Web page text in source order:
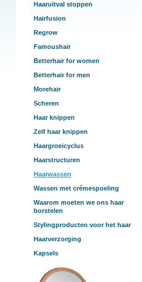
Haaruitval stoppen
Hairfusion
Regrow
Famoushair
Betterhair for women
Betterhair for men
Morehair
Scheren
Haar knippen
Zelf haar knippen
Haargroeicyclus
Haarstructuren
Haarwassen
Wassen met crémespoeling
Waarom moeten we ons haar
borstelen
Stylingproducten voor het haar
Haarverzorging
Kapsels